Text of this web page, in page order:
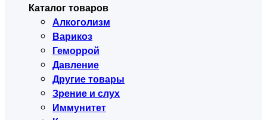
Каталог товаров
Алкоголизм
Варикоз
Геморрой
Давление
Другие товары
Зрение и слух
Иммунитет